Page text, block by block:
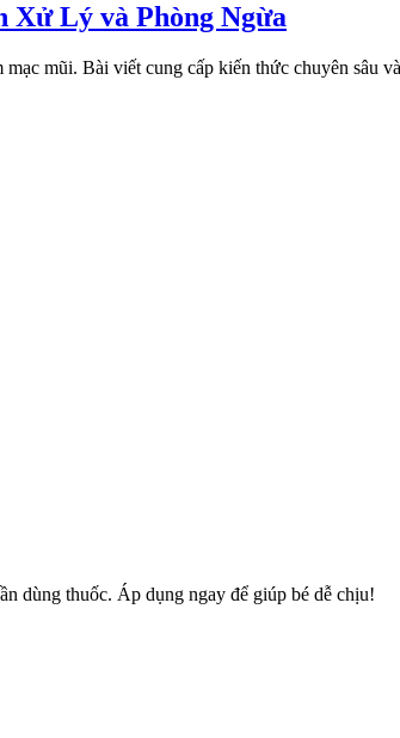
Xử Lý và Phòng Ngừa
mũi. Bài viết cung cấp kiến thức chuyên sâu
dùng thuốc. Áp dụng ngay để giúp bé dễ chịu!